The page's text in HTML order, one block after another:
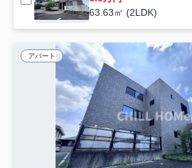
63.63㎡ (2LDK)
アパート